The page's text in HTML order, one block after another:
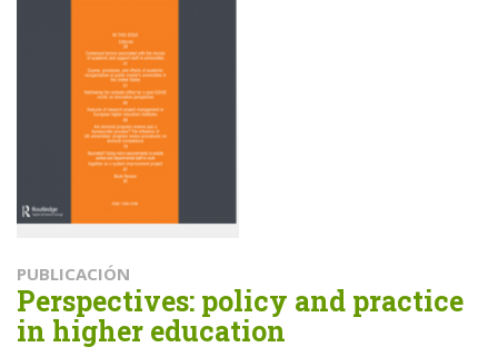
PUBLICACIÓN
Perspectives: policy and practice
in higher education